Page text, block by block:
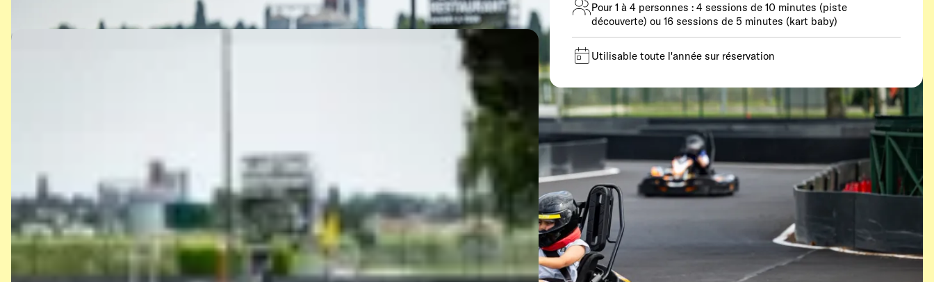
Pour 1 à 4 personnes : 4 sessions de 10 minutes (piste
découverte) ou 16 sessions de 5 minutes (kart baby)
Utilisable toute l'année sur réservation